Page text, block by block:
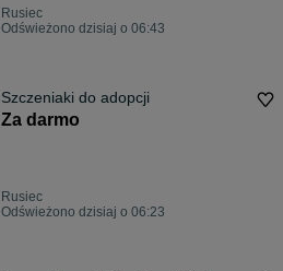
Rusiec
Odświeżono dzisiaj o 06:43
Szczeniaki do adopcji
Za darmo
Rusiec
Odświeżono dzisiaj o 06:23